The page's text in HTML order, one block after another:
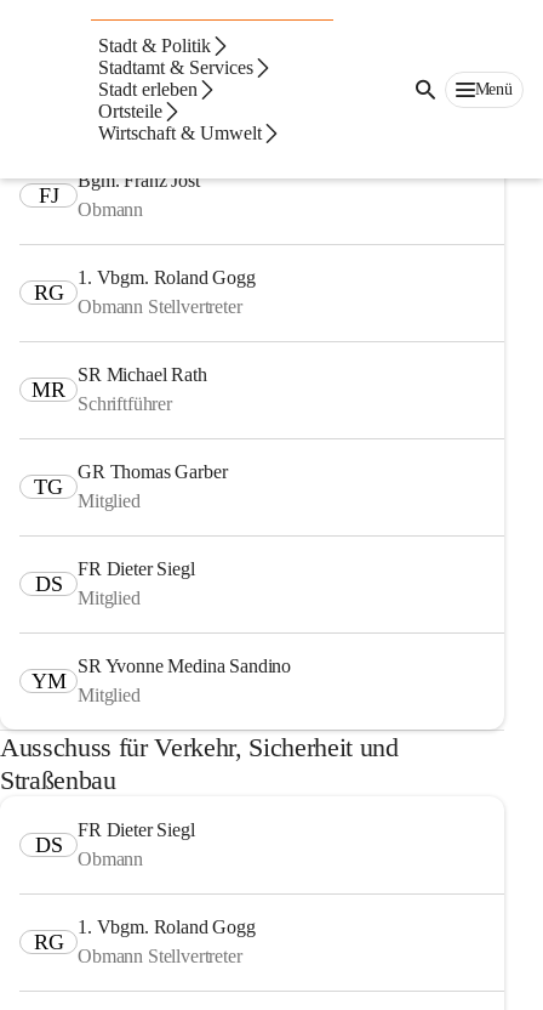
Stadt & Politik
Stadtamt & Services
Stadt erleben
Ortsteile
Wirtschaft & Umwelt
Menü
Fachausschüsse
Ausschuss für Finanzen, Recht und Wirtschaft
FJ
Bgm. Franz Jost
Obmann
RG
1. Vbgm. Roland Gogg
Obmann Stellvertreter
MR
SR Michael Rath
Schriftführer
TG
GR Thomas Garber
Mitglied
DS
FR Dieter Siegl
Mitglied
YM
SR Yvonne Medina Sandino
Mitglied
Ausschuss für Verkehr, Sicherheit und
Straßenbau
DS
FR Dieter Siegl
Obmann
RG
1. Vbgm. Roland Gogg
Obmann Stellvertreter